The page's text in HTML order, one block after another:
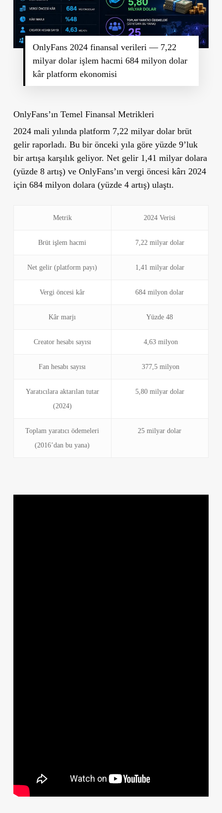
OnlyFans 2024 finansal verileri — 7,22
milyar dolar işlem hacmi 684 milyon dolar
kâr platform ekonomisi
OnlyFans’ın Temel Finansal Metrikleri
2024 mali yılında platform 7,22 milyar dolar brüt
gelir raporladı. Bu bir önceki yıla göre yüzde 9’luk
bir artışa karşılık geliyor. Net gelir 1,41 milyar dolara
(yüzde 8 artış) ve OnlyFans’ın vergi öncesi kârı 2024
için 684 milyon dolara (yüzde 4 artış) ulaştı.
Metrik 2024 Verisi
Brüt işlem hacmi 7,22 milyar dolar
Net gelir (platform payı) 1,41 milyar dolar
Vergi öncesi kâr 684 milyon dolar
Kâr marjı Yüzde 48
Creator hesabı sayısı 4,63 milyon
Fan hesabı sayısı 377,5 milyon
Yaratıcılara aktarılan tutar
(2024)
5,80 milyar dolar
Toplam yaratıcı ödemeleri
(2016’dan bu yana)
25 milyar dolar